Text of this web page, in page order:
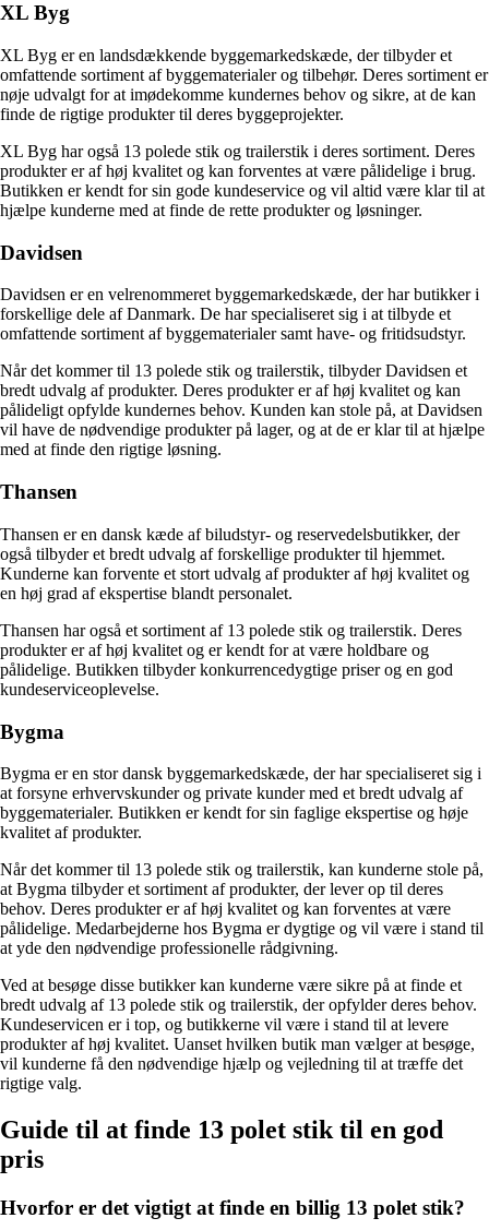
XL Byg
XL Byg er en landsdækkende byggemarkedskæde, der tilbyder et
omfattende sortiment af byggematerialer og tilbehør. Deres sortiment er
nøje udvalgt for at imødekomme kundernes behov og sikre, at de kan
finde de rigtige produkter til deres byggeprojekter.
XL Byg har også 13 polede stik og trailerstik i deres sortiment. Deres
produkter er af høj kvalitet og kan forventes at være pålidelige i brug.
Butikken er kendt for sin gode kundeservice og vil altid være klar til at
hjælpe kunderne med at finde de rette produkter og løsninger.
Davidsen
Davidsen er en velrenommeret byggemarkedskæde, der har butikker i
forskellige dele af Danmark. De har specialiseret sig i at tilbyde et
omfattende sortiment af byggematerialer samt have- og fritidsudstyr.
Når det kommer til 13 polede stik og trailerstik, tilbyder Davidsen et
bredt udvalg af produkter. Deres produkter er af høj kvalitet og kan
pålideligt opfylde kundernes behov. Kunden kan stole på, at Davidsen
vil have de nødvendige produkter på lager, og at de er klar til at hjælpe
med at finde den rigtige løsning.
Thansen
Thansen er en dansk kæde af biludstyr- og reservedelsbutikker, der
også tilbyder et bredt udvalg af forskellige produkter til hjemmet.
Kunderne kan forvente et stort udvalg af produkter af høj kvalitet og
en høj grad af ekspertise blandt personalet.
Thansen har også et sortiment af 13 polede stik og trailerstik. Deres
produkter er af høj kvalitet og er kendt for at være holdbare og
pålidelige. Butikken tilbyder konkurrencedygtige priser og en god
kundeserviceoplevelse.
Bygma
Bygma er en stor dansk byggemarkedskæde, der har specialiseret sig i
at forsyne erhvervskunder og private kunder med et bredt udvalg af
byggematerialer. Butikken er kendt for sin faglige ekspertise og høje
kvalitet af produkter.
Når det kommer til 13 polede stik og trailerstik, kan kunderne stole på,
at Bygma tilbyder et sortiment af produkter, der lever op til deres
behov. Deres produkter er af høj kvalitet og kan forventes at være
pålidelige. Medarbejderne hos Bygma er dygtige og vil være i stand til
at yde den nødvendige professionelle rådgivning.
Ved at besøge disse butikker kan kunderne være sikre på at finde et
bredt udvalg af 13 polede stik og trailerstik, der opfylder deres behov.
Kundeservicen er i top, og butikkerne vil være i stand til at levere
produkter af høj kvalitet. Uanset hvilken butik man vælger at besøge,
vil kunderne få den nødvendige hjælp og vejledning til at træffe det
rigtige valg.
Guide til at finde 13 polet stik til en god
pris
Hvorfor er det vigtigt at finde en billig 13 polet stik?